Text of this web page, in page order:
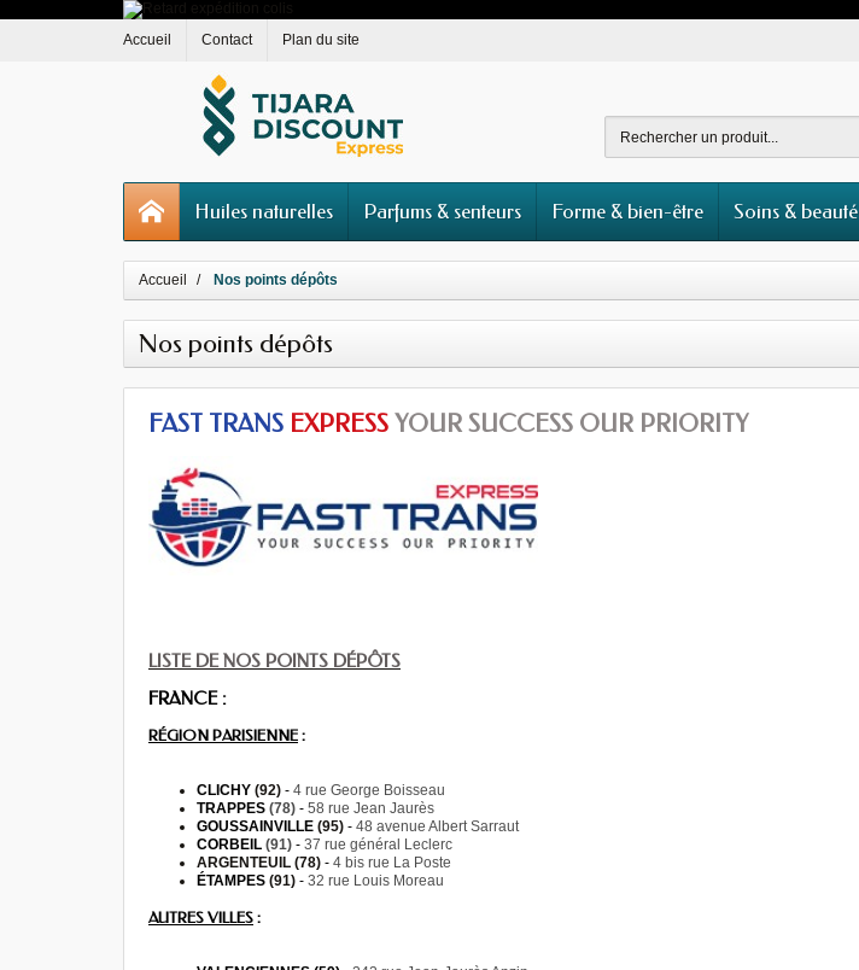
Accueil Contact Plan du site
Huiles naturelles Parfums & senteurs Forme & bien-être Soins & beauté
Accueil Nos points dépôts
Nos points dépôts
FAST TRANS EXPRESS YOUR SUCCESS OUR PRIORITY
LISTE DE NOS POINTS DÉPÔTS
FRANCE :
RÉGION PARISIENNE :
CLICHY (92) - 4 rue George Boisseau
TRAPPES (78) - 58 rue Jean Jaurès
GOUSSAINVILLE (95) - 48 avenue Albert Sarraut
CORBEIL (91) - 37 rue général Leclerc
ARGENTEUIL (78) - 4 bis rue La Poste
ÉTAMPES (91) - 32 rue Louis Moreau
AUTRES VILLES :